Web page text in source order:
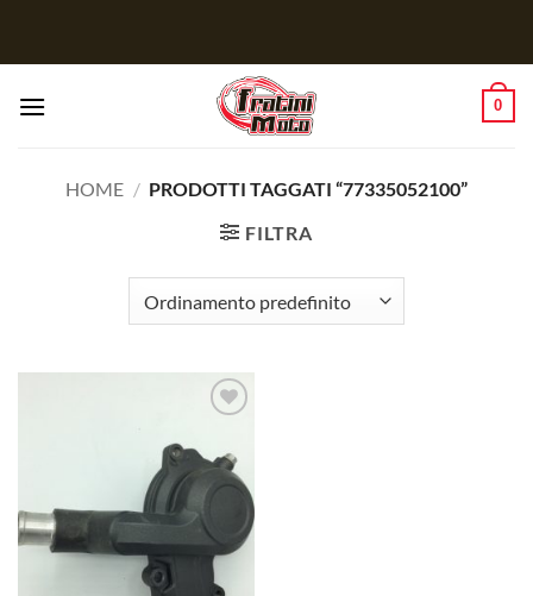
0
HOME / PRODOTTI TAGGATI “77335052100”
FILTRA
alla lista
dei
desideri